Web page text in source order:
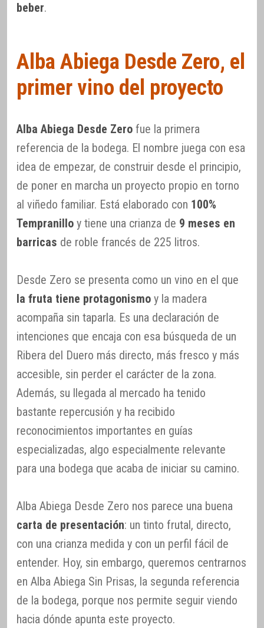
beber.
Alba Abiega Desde Zero, el
primer vino del proyecto
Alba Abiega Desde Zero fue la primera
referencia de la bodega. El nombre juega con esa
idea de empezar, de construir desde el principio,
de poner en marcha un proyecto propio en torno
al viñedo familiar. Está elaborado con 100%
Tempranillo y tiene una crianza de 9 meses en
barricas de roble francés de 225 litros.
Desde Zero se presenta como un vino en el que
la fruta tiene protagonismo y la madera
acompaña sin taparla. Es una declaración de
intenciones que encaja con esa búsqueda de un
Ribera del Duero más directo, más fresco y más
accesible, sin perder el carácter de la zona.
Además, su llegada al mercado ha tenido
bastante repercusión y ha recibido
reconocimientos importantes en guías
especializadas, algo especialmente relevante
para una bodega que acaba de iniciar su camino.
Alba Abiega Desde Zero nos parece una buena
carta de presentación: un tinto frutal, directo,
con una crianza medida y con un perfil fácil de
entender. Hoy, sin embargo, queremos centrarnos
en Alba Abiega Sin Prisas, la segunda referencia
de la bodega, porque nos permite seguir viendo
hacia dónde apunta este proyecto.